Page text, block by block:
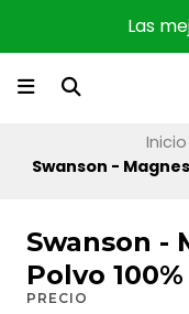
Las
Inicio
Swanson -
Swanson -
Polvo
PRECIO